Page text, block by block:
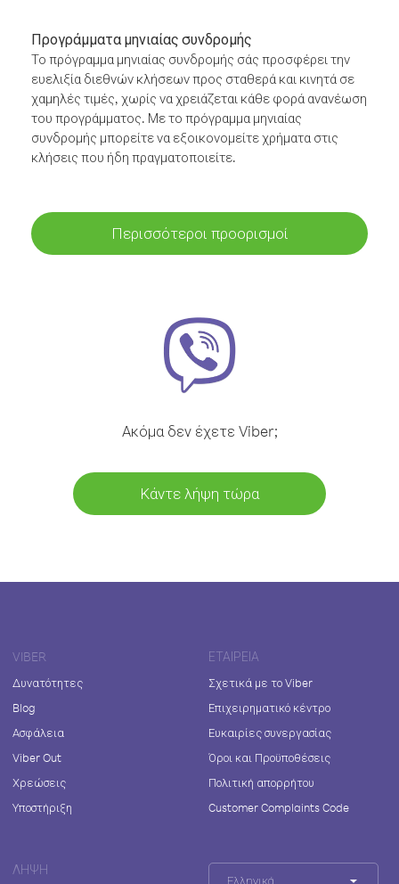
Προγράμματα μηνιαίας συνδρομής
Το πρόγραμμα μηνιαίας συνδρομής σάς προσφέρει την
ευελιξία διεθνών κλήσεων προς σταθερά και κινητά σε
χαμηλές τιμές, χωρίς να χρειάζεται κάθε φορά ανανέωση
του προγράμματος. Με το πρόγραμμα μηνιαίας
συνδρομής μπορείτε να εξοικονομείτε χρήματα στις
κλήσεις που ήδη πραγματοποιείτε.
Περισσότεροι προορισμοί
Ακόμα δεν έχετε Viber;
Κάντε λήψη τώρα
VIBER
Δυνατότητες
Blog
Ασφάλεια
Viber Out
Χρεώσεις
Υποστήριξη
ΕΤΑΙΡΕΊΑ
Σχετικά με το Viber
Επιχειρηματικό κέντρο
Ευκαιρίες συνεργασίας
Όροι και Προϋποθέσεις
Πολιτική απορρήτου
Customer Complaints Code
ΛΉΨΗ
Ελληνικά